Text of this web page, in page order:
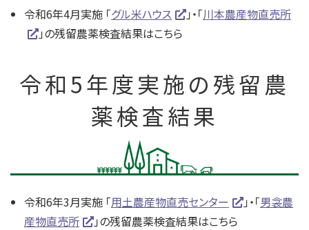
令和6年4月実施 「グル米ハウス 」・「川本農産物直売所
」の残留農薬検査結果はこちら
令和5年度実施の残留農
薬検査結果
令和6年3月実施 「用土農産物直売センター 」・「男衾農
産物直売所
」の残留農薬検査結果はこちら